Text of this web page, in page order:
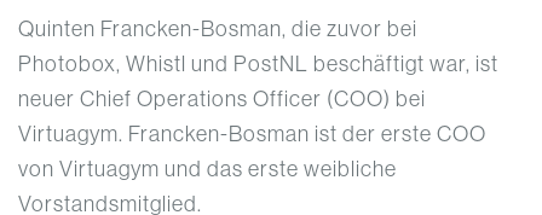
Quinten Francken-Bosman, die zuvor bei
Photobox, Whistl und PostNL beschäftigt war, ist
neuer Chief Operations Officer (COO) bei
Virtuagym. Francken-Bosman ist der erste COO
von Virtuagym und das erste weibliche
Vorstandsmitglied.